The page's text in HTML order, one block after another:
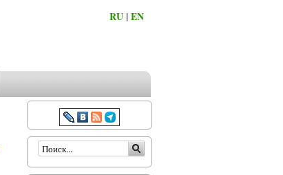
RU |EN
Форма поиска